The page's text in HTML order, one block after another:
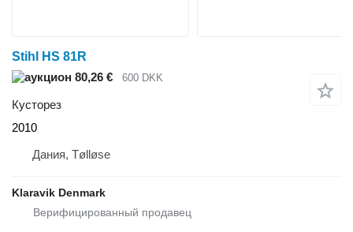
Stihl HS 81R
80,26 €
600 DKK
Кусторез
2010
Дания, Tølløse
Klaravik Denmark